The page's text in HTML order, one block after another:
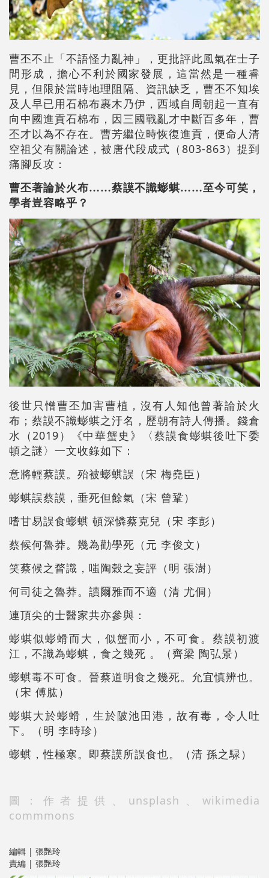
曹丕不止「不語怪力亂神」，更批評此風氣在士子
間形成，擔心不利於國家發展，這當然是一種睿
見，但限於當時地理阻隔、資訊缺乏，曹丕不知埃
及人早已用石棉布裹木乃伊，西域自周朝起一直有
向中國進貢石棉布，因三國戰亂才中斷百多年，曹
丕才以為不存在。曹芳繼位時恢復進貢，便命人清
空祖父有關論述，被唐代段成式（ 803-863 ）捉到
痛腳反攻：
曹丕著論於火布……蔡謨不識蟛蜞……至今可笑，
學者豈容略乎？
後世只憎曹丕加害曹植，沒有人知他曾著論於火
布；蔡謨不識蟛蜞之汙名，歷朝有詩人傳播。錢倉
水（ 2019 ）《中華蟹史》〈蔡謨食蟛蜞後吐下委
頓之謎〉一文收錄如下：
意將輕蔡謨。殆被蟛蜞誤（宋 梅堯臣）
蟛蜞誤蔡謨，垂死但餘氣（宋 曾鞏）
嗜甘易誤食蟛蜞 頓深憐蔡克兒（宋 李彭）
蔡候何魯莽。幾為勸學死（元 李俊文）
笑蔡候之瞀識，嗤陶穀之妄評（明 張澍）
何司徒之魯莽。讀爾雅而不適（清 尤侗）
連頂尖的士醫家共亦參與：
蟛蜞似蟛螖而大，似蟹而小，不可食。蔡謨初渡
江，不識為蟛蜞，食之幾死 。（齊梁 陶弘景）
蟛蜞毒不可食。晉蔡道明食之幾死。允宜慎辨也。
（宋 傅肱）
蟛蜞大於蟛螖，生於陂池田港，故有毒，令人吐
下。（明 李時珍）
蟛蜞，性極寒。即蔡謨所誤食也。（清 孫之騄）
圖：作者提供、 unsplash 、wikimedia
commmons
編輯 | 張艷玲
責編 | 張艷玲